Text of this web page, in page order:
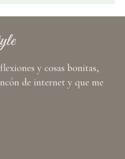
y cosas bonitas,
de internet y que me